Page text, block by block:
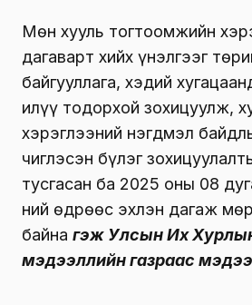
Мөн хууль тогтоомжийн
дагаварт хийх үнэлгээг
байгууллага, хэдий
илүү тодорхой зохицуулж,
хэрэглээний нэгдмэл
чиглэсэн бүлэг
тусгасан ба 2025 оны 08
ний өдрөөс эхлэн дагаж
байна гэж Улсын Их
мэдээллийн газраас